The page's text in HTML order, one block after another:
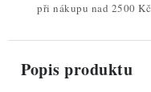
při nákupu nad 2500 Kč
Popis produktu